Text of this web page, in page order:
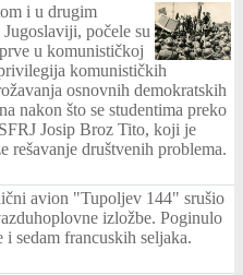
i u drugim
počele su
u komunističkoj
komunističkih
osnovnih demokratskih
nakon što se studentima preko
Josip Broz Tito, koji je
rešavanje društvenih problema.
avion "Tupoljev 144" srušio
izložbe. Poginulo
i sedam francuskih seljaka.